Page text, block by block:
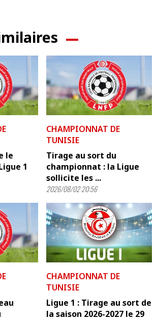
le
1
CHAMPIONNAT DE
TUNISIE
Tirage au sort du
championnat : la Ligue
sollicite les ...
2026/08/02 20:56
CHAMPIONNAT DE
TUNISIE
Ligue 1 : Tirage au sort de
la saison 2026-2027 le 29